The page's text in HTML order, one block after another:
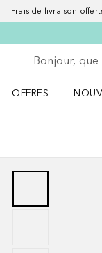
Frais de livraison
Retourner
Exécuter la recherche
OFFRES